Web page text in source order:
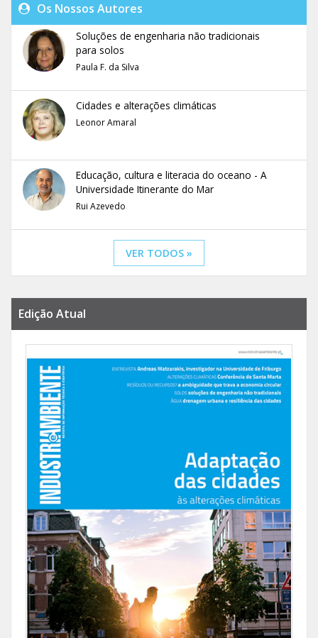
Os Nossos Autores
Soluções de engenharia não tradicionais
para solos
Paula F. da Silva
Cidades e alterações climáticas
Leonor Amaral
Educação, cultura e literacia do oceano - A
Universidade Itinerante do Mar
Rui Azevedo
VER TODOS »
Edição Atual